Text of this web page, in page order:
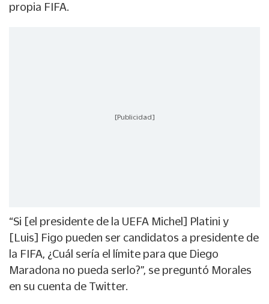
propia FIFA.
[Publicidad]
“Si [el presidente de la UEFA Michel] Platini y
[Luis] Figo pueden ser candidatos a presidente de
la FIFA, ¿Cuál sería el límite para que Diego
Maradona no pueda serlo?”, se preguntó Morales
en su cuenta de Twitter.